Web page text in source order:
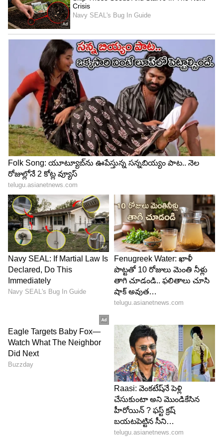
Image Credit :TVS
టీవీఎస్ జూపిటర్ 125 ధర
జూపిటర్ 125 పలు వేరియంట్లలో అందుబాటులో ఉంది.
బేస్ డ్రమ్-అల్లాయ్ వేరియంట్ ధర రూ.78,700 నుంచి
మొదలవుతుంది. ఆ తర్వాత డిస్క్ వేరియంట్ ధర
రూ.83,900గా ఉంది. కొత్త రంగులతో వచ్చిన డీటీ
ఎస్.ఎక్స్.సి వేరియంట్ ప్రారంభ ధర రూ.86,750గా
నిర్ణయించారు. ఇక కనెక్టివిటీ ఫీచర్లతో వచ్చే టాప్ వేరియంట్
ధర రూ.89,060గా ఉంది.
5
5
Image Credit :TVS
టీవీఎస్ జూపిటర్ 125 పోటీ స్కూటర్లు
పట్టణ ప్రయాణాలకు అనువైన సౌకర్యం, మంచి మైలేజ్,
రోజువారీ వినియోగానికి సరిపోయే డిజైన్, ఆధునిక కనెక్టివిటీ
ఫీచర్లతో జూపిటర్ 125 ఇప్పటికే మంచి ఆదరణ పొందింది.
ఇప్పుడు ఈ కొత్త రంగుల చేరికతో, యాక్టివా 125, సుజుకి
యాక్సెస్ 125, హీరో డెస్టినీ 125 వంటి పోటీ మోడళ్లకు
వ్యతిరేకంగా టీవీఎస్ తన స్థానాన్ని మరింత పటిష్టం